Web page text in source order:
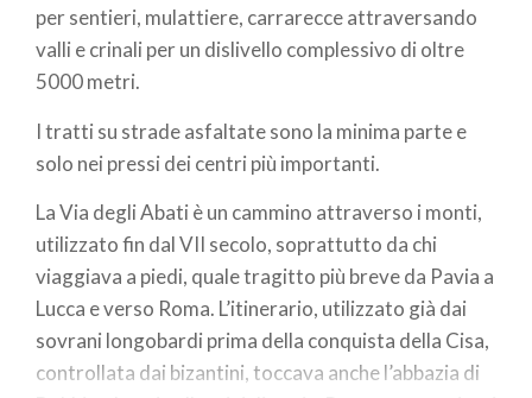
per sentieri, mulattiere, carrarecce attraversando
valli e crinali per un dislivello complessivo di oltre
5000 metri.
I tratti su strade asfaltate sono la minima parte e
solo nei pressi dei centri più importanti.
La Via degli Abati è un cammino attraverso i monti,
utilizzato fin dal VII secolo, soprattutto da chi
viaggiava a piedi, quale tragitto più breve da Pavia a
Lucca e verso Roma. L’itinerario, utilizzato già dai
sovrani longobardi prima della conquista della Cisa,
controllata dai bizantini, toccava anche l’abbazia di